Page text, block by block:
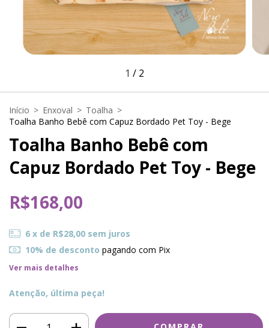
1 / 2
Início > Enxoval > Toalha >
Toalha Banho Bebê com Capuz Bordado Pet Toy - Bege
Toalha Banho Bebê com
Capuz Bordado Pet Toy - Bege
R$168,00
6 x de R$28,00 sem juros
10% de desconto pagando com Pix
Ver mais detalhes
Atenção, última peça!